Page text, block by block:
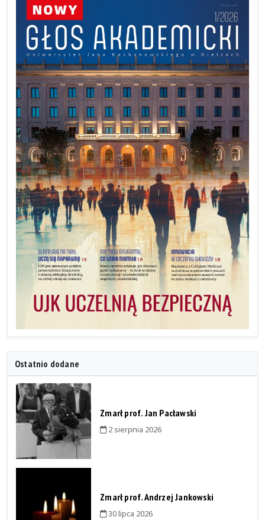
Ostatnio dodane
Zmarł prof. Jan Pacławski
2 sierpnia 2026
Zmarł prof. Andrzej Jankowski
30 lipca 2026